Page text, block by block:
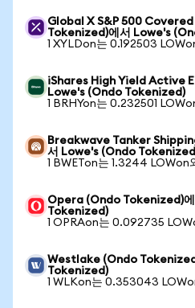
Global X S&P 500
Tokenized)에서 Lowe's
1 XYLDon는 0.192503
iShares High Yield Active
Lowe's (Ondo Tokenized)
1 BRHYon는 0.232501
Breakwave Tanker
서 Lowe's (Ondo
1 BWETon는 1.3244 LOWon
Opera (Ondo Tokenized)
Tokenized)
1 OPRAon는 0.092735
Westlake (Ondo
Tokenized)
1 WLKon는 0.353043